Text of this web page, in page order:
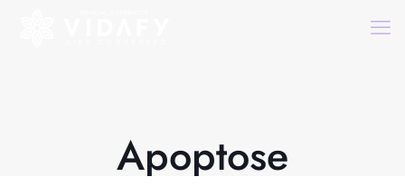
Apoptose